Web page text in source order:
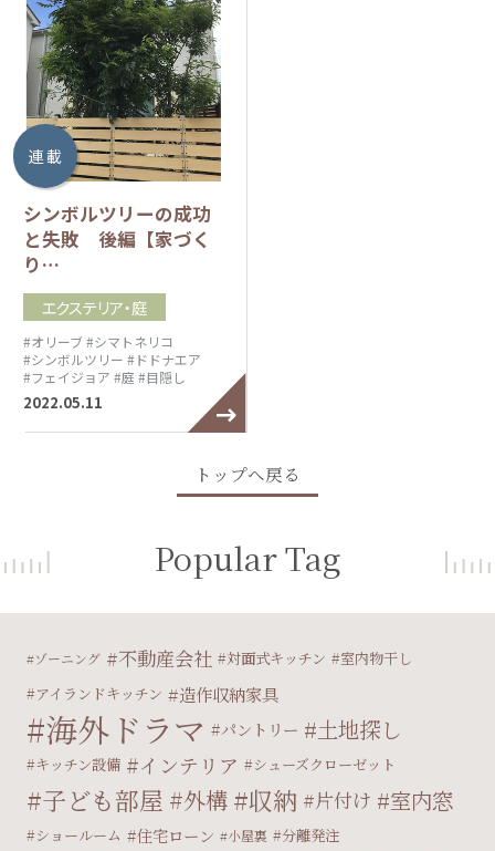
連 載
シンボルツリーの成功
と失敗 後編【家づく
り…
エクステリア・庭
#オリーブ#シマトネリコ
#シンボルツリー #ドドナエア
#フェイジョア #庭 #目隠し
2022.05.11
トップへ戻る
Popular Tag
ゾーニング 不動産会社 対面式キッチン
室内物干し
アイランドキッチン
造作収納家具
海外ドラマ パントリー 土地探し
キッチン設備 インテリア シューズクローゼット
子ども部屋 外構 収納 片付け 室内窓
ショールーム 住宅ローン 小屋裏 分離発注